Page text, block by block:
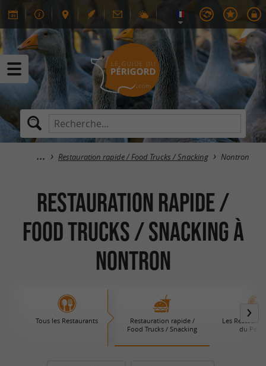
Restauration rapide / Food Trucks / Snacking Nontron
Restauration rapide /
Food Trucks / Snacking à
Nontron
Tous les Restaurants
Restauration rapide /
Food Trucks / Snacking
Les
du